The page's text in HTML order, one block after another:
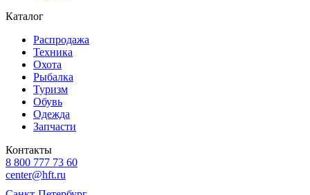
Каталог
Распродажа
Техника
Охота
Рыбалка
Туризм
Обувь
Одежда
Запчасти
Контакты
8 800 777 73 60
center@hft.ru